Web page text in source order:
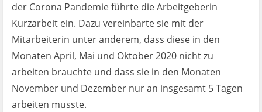
der Corona Pandemie führte die Arbeitgeberin
Kurzarbeit ein. Dazu vereinbarte sie mit der
Mitarbeiterin unter anderem, dass diese in den
Monaten April, Mai und Oktober 2020 nicht zu
arbeiten brauchte und dass sie in den Monaten
November und Dezember nur an insgesamt 5 Tagen
arbeiten musste.